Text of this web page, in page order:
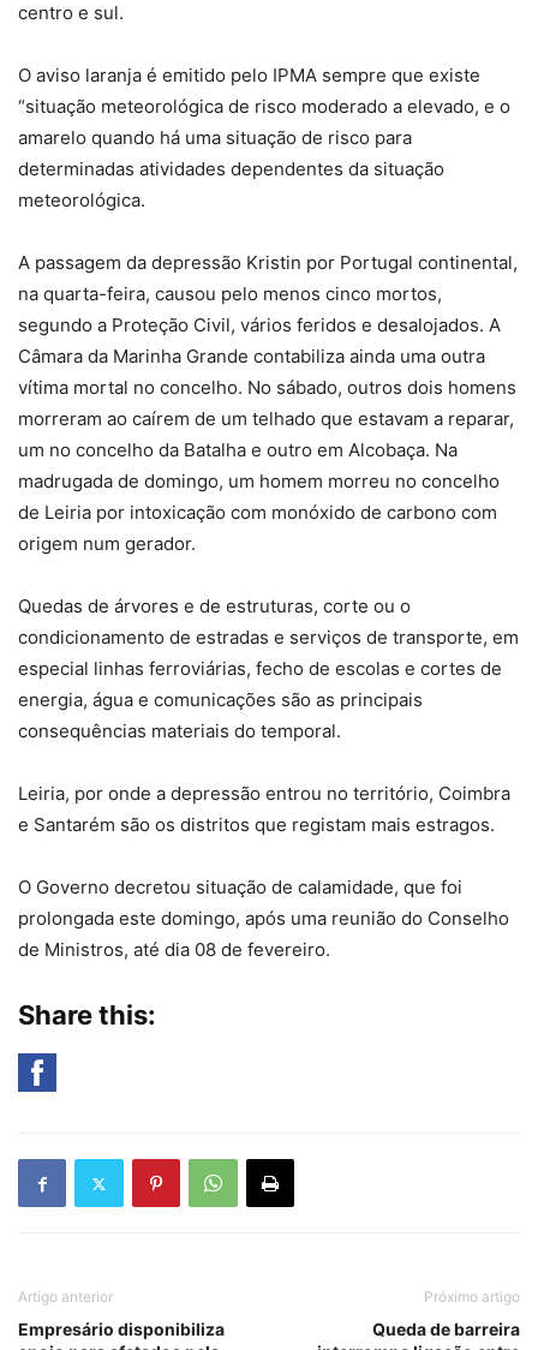
centro e sul.
O aviso laranja é emitido pelo IPMA sempre que existe
“situação meteorológica de risco moderado a elevado, e o
amarelo quando há uma situação de risco para
determinadas atividades dependentes da situação
meteorológica.
A passagem da depressão Kristin por Portugal continental,
na quarta-feira, causou pelo menos cinco mortos,
segundo a Proteção Civil, vários feridos e desalojados. A
Câmara da Marinha Grande contabiliza ainda uma outra
vítima mortal no concelho. No sábado, outros dois homens
morreram ao caírem de um telhado que estavam a reparar,
um no concelho da Batalha e outro em Alcobaça. Na
madrugada de domingo, um homem morreu no concelho
de Leiria por intoxicação com monóxido de carbono com
origem num gerador.
Quedas de árvores e de estruturas, corte ou o
condicionamento de estradas e serviços de transporte, em
especial linhas ferroviárias, fecho de escolas e cortes de
energia, água e comunicações são as principais
consequências materiais do temporal.
Leiria, por onde a depressão entrou no território, Coimbra
e Santarém são os distritos que registam mais estragos.
O Governo decretou situação de calamidade, que foi
prolongada este domingo, após uma reunião do Conselho
de Ministros, até dia 08 de fevereiro.
Share this:
Artigo anterior
Empresário disponibiliza
Próximo artigo
Queda de barreira